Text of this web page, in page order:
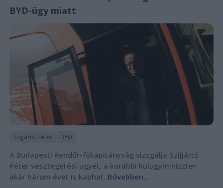
BYD-ügy miatt
Szijjártó Péter BYD
A Budapesti Rendőr-főkapitányság vizsgálja Szijjártó
Péter vesztegetési ügyét, a korábbi külügyminiszter
akár három évet is kaphat. Bővebben...